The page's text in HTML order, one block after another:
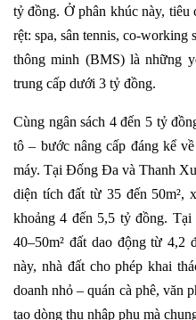
tỷ đồng. Ở phân khúc này, tiêu
rệt: spa, sân tennis, co-working
thông minh (BMS) là những
trung cấp dưới 3 tỷ đồng.
Cùng ngân sách 4 đến 5 tỷ
tô – bước nâng cấp đáng kể
máy. Tại Đống Đa và Thanh
diện tích đất từ 35 đến 50m²,
khoảng 4 đến 5,5 tỷ đồng.
40–50m² đất dao động từ 4,2
này, nhà đất cho phép khai
doanh nhỏ – quán cà phê, văn
tạo dòng thu nhập phụ mà